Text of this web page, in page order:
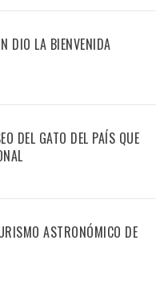
DIO LA BIENVENIDA
DEL GATO DEL PAÍS QUE
ASTRONÓMICO DE